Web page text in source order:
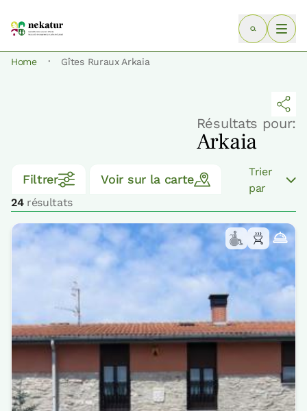
Home · Gîtes Ruraux Arkaia
Résultats pour:
Arkaia
Filtrer Voir sur la carte
24résultats
Trier
par